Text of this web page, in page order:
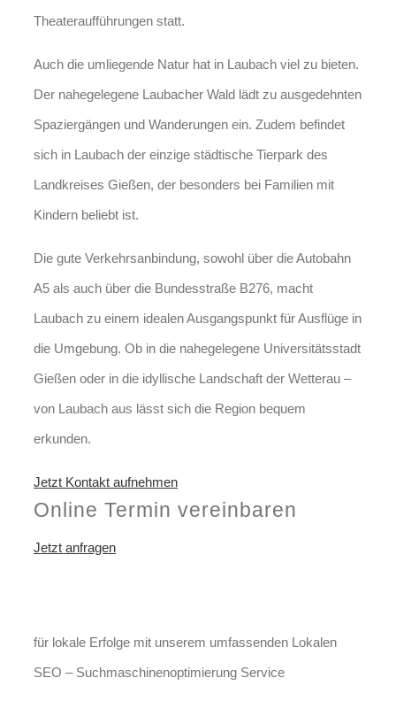
Theateraufführungen statt.
Auch die umliegende Natur hat in Laubach viel zu bieten.
Der nahegelegene Laubacher Wald lädt zu ausgedehnten
Spaziergängen und Wanderungen ein. Zudem befindet
sich in Laubach der einzige städtische Tierpark des
Landkreises Gießen, der besonders bei Familien mit
Kindern beliebt ist.
Die gute Verkehrsanbindung, sowohl über die Autobahn
A5 als auch über die Bundesstraße B276, macht
Laubach zu einem idealen Ausgangspunkt für Ausflüge in
die Umgebung. Ob in die nahegelegene Universitätsstadt
Gießen oder in die idyllische Landschaft der Wetterau –
von Laubach aus lässt sich die Region bequem
erkunden.
Jetzt Kontakt aufnehmen
Online Termin vereinbaren
Jetzt anfragen
für lokale Erfolge mit unserem umfassenden Lokalen
SEO – Suchmaschinenoptimierung Service